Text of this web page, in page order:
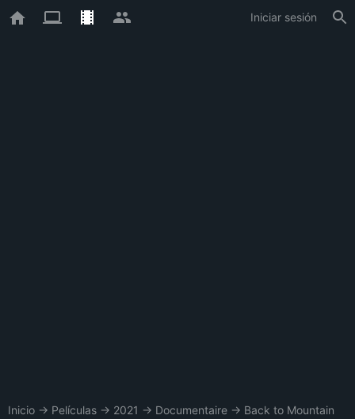
Iniciar sesión
Inicio → Películas → 2021 → Documentaire → Back to Mountain